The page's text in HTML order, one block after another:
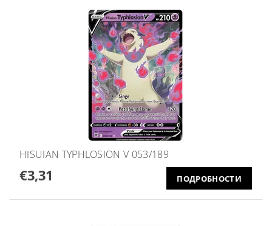
HISUIAN TYPHLOSION V 053/189
€3,31 ПОДРОБНОСТИ